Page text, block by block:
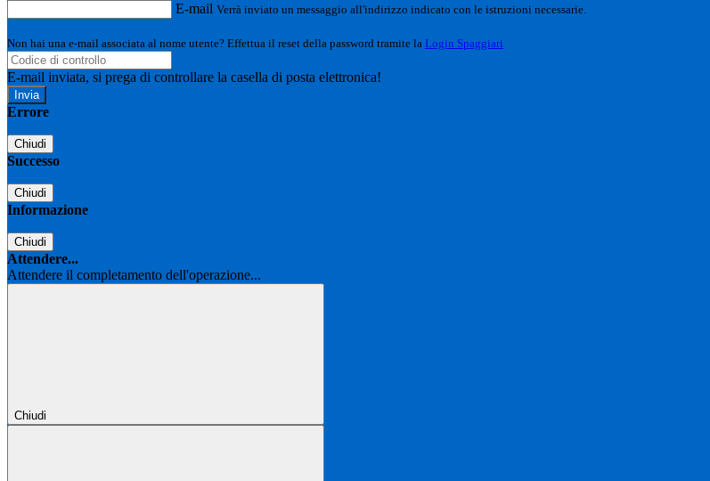
E-mail Verrà inviato un messaggio all'indirizzo indicato con le istruzioni necessarie.
Non hai una e-mail associata al nome utente? Effettua il reset della password tramite la Login Spaggiari
E-mail inviata, si prega di controllare la casella di posta elettronica!
Errore
Chiudi
Successo
Chiudi
Informazione
Chiudi
Attendere...
Attendere il completamento dell'operazione...
Chiudi